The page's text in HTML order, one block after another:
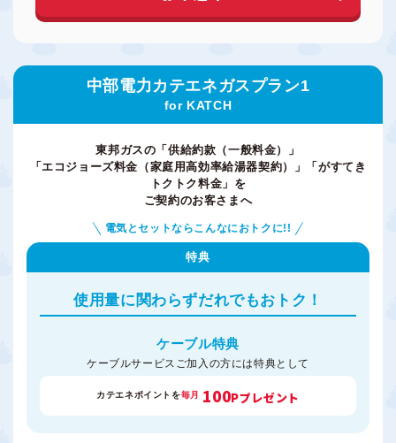
中部電力カテエネガスプラン1
for KATCH
東邦ガスの「供給約款（一般料金）」
「エコジョーズ料金（家庭用高効率給湯器契約）」「がすてき
トクトク料金」を
ご契約のお客さまへ
電気とセットならこんなにおトクに!!
特典
使用量に関わらずだれでもおトク！
ケーブル特典
ケーブルサービスご加入の方には特典として
カテエネポイントを毎月 100Pプレゼント